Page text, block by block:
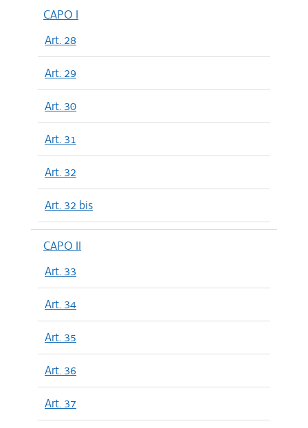
CAPO I
Art. 28
Art. 29
Art. 30
Art. 31
Art. 32
Art. 32 bis
CAPO II
Art. 33
Art. 34
Art. 35
Art. 36
Art. 37